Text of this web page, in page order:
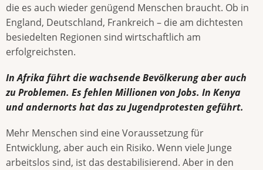
die es auch wieder genügend Menschen braucht. Ob in
England, Deutschland, Frankreich – die am dichtesten
besiedelten Regionen sind wirtschaftlich am
erfolgreichsten.
In Afrika führt die wachsende Bevölkerung aber auch
zu Problemen. Es fehlen Millionen von Jobs. In Kenya
und andernorts hat das zu Jugendprotesten geführt.
Mehr Menschen sind eine Voraussetzung für
Entwicklung, aber auch ein Risiko. Wenn viele Junge
arbeitslos sind, ist das destabilisierend. Aber in den